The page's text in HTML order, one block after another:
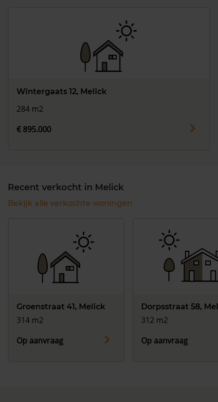
Wintergaats 12, Melick
284 m2
€ 895.000
Recent verkocht in Melick
Bekijk alle verkochte woningen
Groenstraat 41, Melick
314 m2
Op aanvraag
Dorpsstraat 58,
312 m2
Op aanvraag